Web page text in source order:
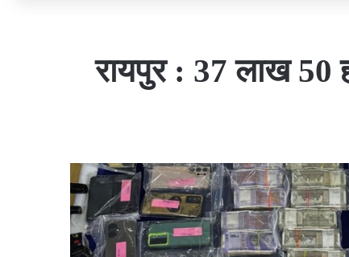
रायपुर : 37 लाख